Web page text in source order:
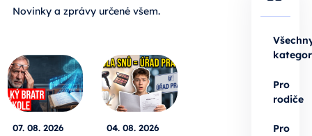
Novinky a zprávy určené všem.
07. 08. 2026 04. 08. 2026
Pro
rodiče
Pro